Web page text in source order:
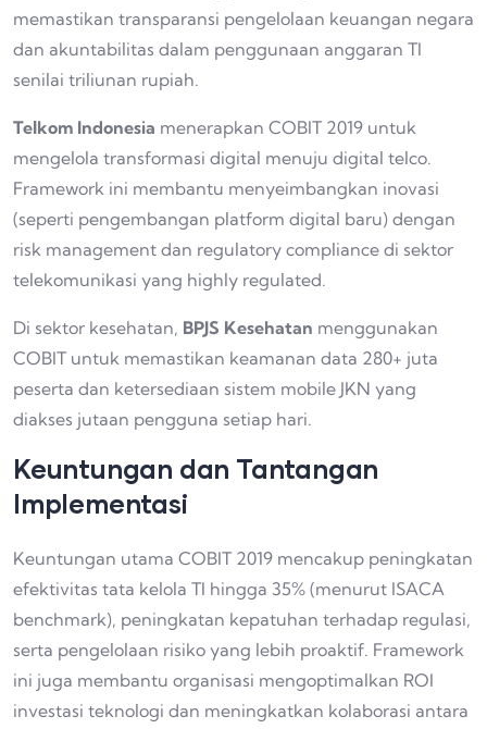
memastikan transparansi pengelolaan keuangan negara
dan akuntabilitas dalam penggunaan anggaran TI
senilai triliunan rupiah.
Telkom Indonesia menerapkan COBIT 2019 untuk
mengelola transformasi digital menuju digital telco.
Framework ini membantu menyeimbangkan inovasi
(seperti pengembangan platform digital baru) dengan
risk management dan regulatory compliance di sektor
telekomunikasi yang highly regulated.
Di sektor kesehatan, BPJS Kesehatan menggunakan
COBIT untuk memastikan keamanan data 280+ juta
peserta dan ketersediaan sistem mobile JKN yang
diakses jutaan pengguna setiap hari.
Keuntungan dan Tantangan
Implementasi
Keuntungan utama COBIT 2019 mencakup peningkatan
efektivitas tata kelola TI hingga 35% (menurut ISACA
benchmark), peningkatan kepatuhan terhadap regulasi,
serta pengelolaan risiko yang lebih proaktif. Framework
ini juga membantu organisasi mengoptimalkan ROI
investasi teknologi dan meningkatkan kolaborasi antara